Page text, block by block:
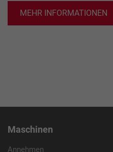
MEHR INFORMATIONEN
Maschinen
Annehmen